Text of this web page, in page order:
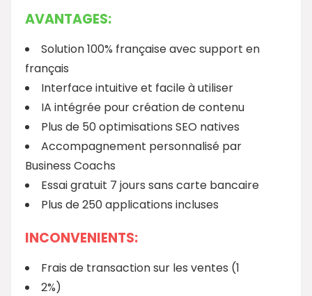
AVANTAGES:
Solution 100% française avec support en
français
Interface intuitive et facile à utiliser
IA intégrée pour création de contenu
Plus de 50 optimisations SEO natives
Accompagnement personnalisé par
Business Coachs
Essai gratuit 7 jours sans carte bancaire
Plus de 250 applications incluses
INCONVENIENTS:
Frais de transaction sur les ventes (1
2%)